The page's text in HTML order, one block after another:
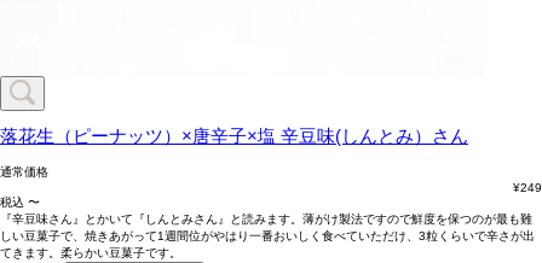
落花生（ピーナッツ）×唐辛子×塩 辛豆味(しんとみ）さん
通常価格
¥249
税込 〜
『辛豆味さん』とかいて『しんとみさん』と読みます。薄がけ製法ですので鮮度を保つのが最も難
しい豆菓子で、焼きあがって1週間位がやはり一番おいしく食べていただけ、3粒くらいで辛さが出
てきます。柔らかい豆菓子です。